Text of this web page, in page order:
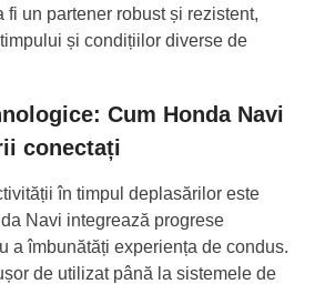
fi un partener robust și rezistent,
și condițiilor diverse de
Cum Honda Navi
conectați
în timpul deplasărilor este
Navi integrează progrese
a îmbunătăți experiența de condus.
de utilizat până la sistemele de